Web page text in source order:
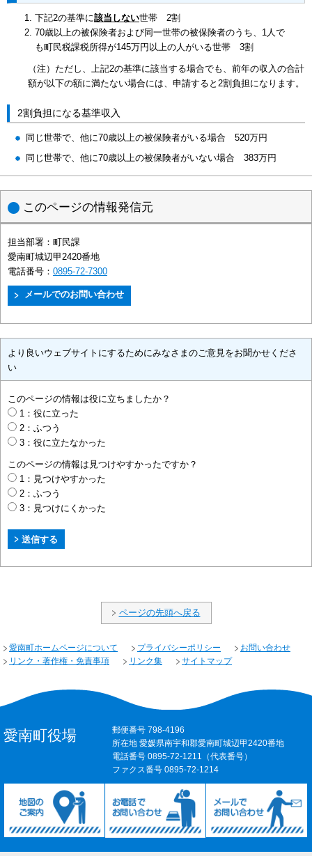
下記2の基準に該当しない世帯 2割
70歳以上の被保険者および同一世帯の被保険者のうち、1人で
も町民税課税所得が145万円以上の人がいる世帯 3割
（注）ただし、上記2の基準に該当する場合でも、前年の収入の合計
額が以下の額に満たない場合には、申請すると2割負担になります。
2割負担になる基準収入
同じ世帯で、他に70歳以上の被保険者がいる場合 520万円
同じ世帯で、他に70歳以上の被保険者がいない場合 383万円
このページの情報発信元
担当部署： 町民課
愛南町城辺甲2420番地
電話番号： 0895-72-7300
より良いウェブサイトにするためにみなさまのご意見をお聞かせくださ
い
このページの情報は役に立ちましたか？
1：役に立った
2：ふつう
3：役に立たなかった
このページの情報は見つけやすかったですか？
1：見つけやすかった
2：ふつう
3：見つけにくかった
ページの先頭へ戻る
愛南町ホームページについて プライバシーポリシー
お問い合わせ
リンク・著作権・免責事項
リンク集 サイトマップ
愛南町役場
郵便番号 798-4196
所在地 愛媛県南宇和郡愛南町城辺甲2420番地
電話番号 0895-72-1211（代表番号）
ファクス番号 0895-72-1214